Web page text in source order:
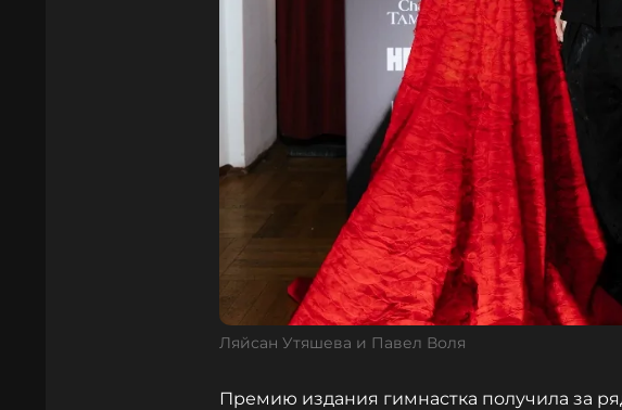
Ляйсан Утяшева и Павел Воля
Премию издания гимнастка получила за